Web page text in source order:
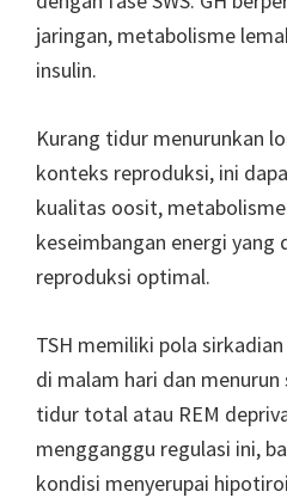
jaringan, metabolisme
insulin.
Kurang tidur menurunkan
konteks reproduksi, ini
kualitas oosit,
keseimbangan energi
reproduksi optimal.
TSH memiliki pola
di malam hari dan menurun
tidur total atau REM
mengganggu regulasi ini,
kondisi menyerupai